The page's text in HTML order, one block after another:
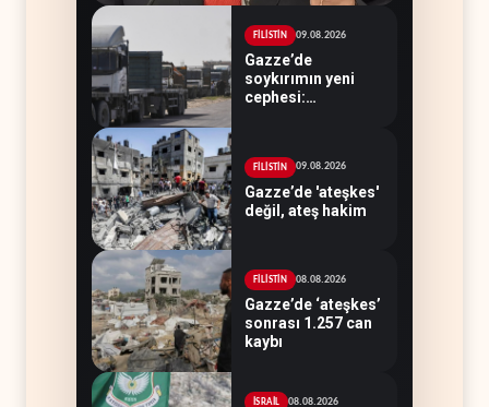
FİLİSTİN 09.08.2026
Gazze’de
soykırımın yeni
cephesi:
FİLİSTİN 09.08.2026
Gazze’de 'ateşkes'
değil, ateş hakim
FİLİSTİN 08.08.2026
Gazze’de ‘ateşkes’
sonrası 1.257 can
kaybı
İSRAİL 08.08.2026